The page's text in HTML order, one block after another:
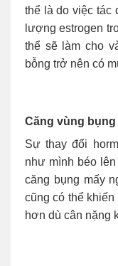
thể là do việc tác
lượng estrogen
thể sẽ làm cho
bỗng trở nên có
Căng vùng bụng
Sự thay đổi
như mình béo
căng bụng mấy
cũng có thể
hơn dù cân nặng